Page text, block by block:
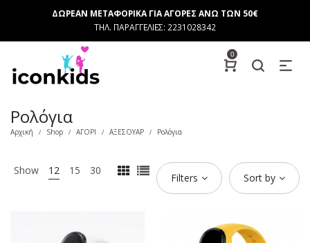
ΔΩΡΕΑΝ ΜΕΤΑΦΟΡΙΚΑ ΓΙΑ ΑΓΟΡΕΣ ΑΝΩ ΤΩΝ 50€
ΤΗΛ. ΠΑΡΑΓΓΕΛΙΕΣ: 2231028342
0
Ρολόγια
Αρχική / Shop / ΑΓΟΡΙ / ΑΞΕΣΟΥΑΡ / Ρολόγια
Show 12 15 30
Filters Sort by